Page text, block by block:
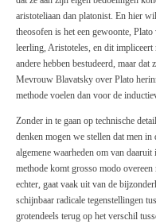
aristoteliaan dan platonist. En hier
theosofen is het een gewoonte, Plato
leerling, Aristoteles, en dit impliceert
andere hebben bestudeerd, maar
Mevrouw Blavatsky over Plato
methode voelen dan voor de
Zonder in te gaan op technische
denken mogen we stellen dat men
algemene waarheden om van
methode komt grosso modo overeen
echter, gaat vaak uit van de
schijnbaar radicale tegenstellingen
grotendeels terug op het verschil